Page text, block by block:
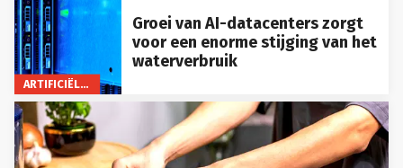
ARTIFICIËLE INTELLIGENTIE
Groei van AI-datacenters zorgt
voor een enorme stijging van het
waterverbruik